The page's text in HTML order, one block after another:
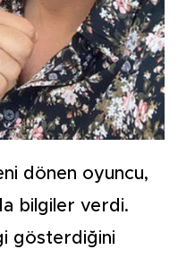
dönen oyuncu,
bilgiler verdi.
gösterdiğini